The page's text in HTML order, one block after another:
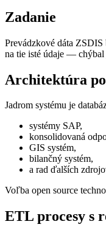
Zadanie
Prevádzkové dáta
na tie isté údaje — chýbal
Architektúra
Jadrom systému je
systémy SAP,
konsolidovaná
GIS systém,
bilančný systém,
a rad ďalších
Voľba open source
ETL procesy s